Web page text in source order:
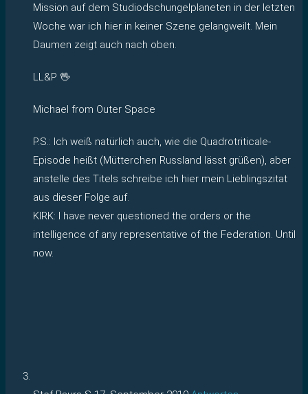
Mission auf dem Studiodschungelplaneten in der letzten
Woche war ich hier in keiner Szene gelangweilt. Mein
Daumen zeigt auch nach oben.
LL&P 🖖
Michael from Outer Space
P.S.: Ich weiß natürlich auch, wie die Quadrotriticale-
Episode heißt (Mütterchen Russland lässt grüßen), aber
anstelle des Titels schreibe ich hier mein Lieblingszitat
aus dieser Folge auf.
KIRK: I have never questioned the orders or the
intelligence of any representative of the Federation. Until
now.